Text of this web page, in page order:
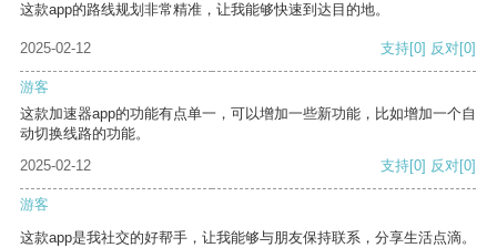
这款app的路线规划非常精准，让我能够快速到达目的地。
2025-02-12 支持[0] 反对[0]
游客
这款加速器app的功能有点单一，可以增加一些新功能，比如增加一个自
动切换线路的功能。
2025-02-12
支持[0] 反对[0]
游客
这款app是我社交的好帮手，让我能够与朋友保持联系，分享生活点滴。